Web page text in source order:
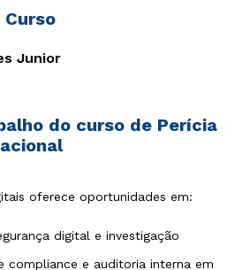
Junior
do curso de Perícia
oferece oportunidades em:
digital e investigação
compliance e auditoria interna em